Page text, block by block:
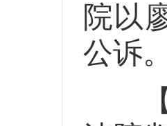
院以
公诉
【